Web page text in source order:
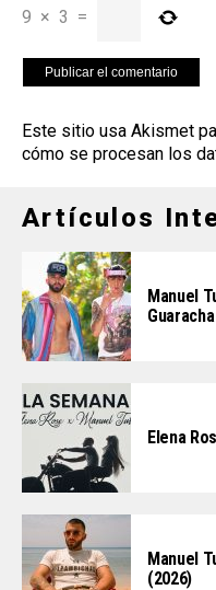
9 × 3 =
Este sitio usa Akismet
cómo se procesan los
Artículos
Manuel
Elena
Manuel
(2026)